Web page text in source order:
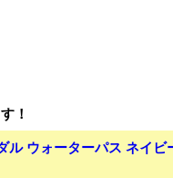
！
ル ウォーターパス ネイビ